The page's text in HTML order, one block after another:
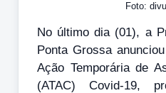
Foto:
No último dia (01), a
Ponta Grossa
Ação Temporária de
(ATAC) Covid-19,